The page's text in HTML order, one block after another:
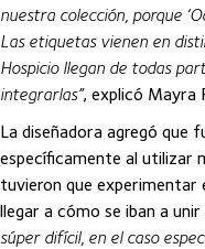
nuestra colección, porque
Las etiquetas vienen en
Hospicio llegan de todas
integrarlas”, explicó Mayra
La diseñadora agregó que
específicamente al utilizar
tuvieron que experimentar
llegar a cómo se iban a
súper difícil, en el caso